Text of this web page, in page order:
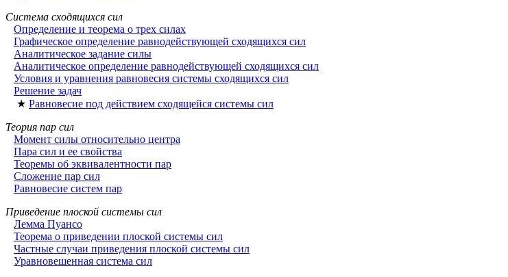
Система сходящихся сил
Определение и теорема о трех силах
Графическое определение равнодействующей сходящихся сил
Аналитическое задание силы
Аналитическое определение равнодействующей сходящихся сил
Условия и уравнения равновесия системы сходящихся сил
Решение задач
★ Равновесие под действием сходящейся системы сил
Теория пар сил
Момент силы относительно центра
Пара сил и ее свойства
Теоремы об эквивалентности пар
Сложение пар сил
Равновесие систем пар
Приведение плоской системы сил
Лемма Пуансо
Теорема о приведении плоской системы сил
Частные случаи приведения плоской системы сил
Уравновешенная система сил